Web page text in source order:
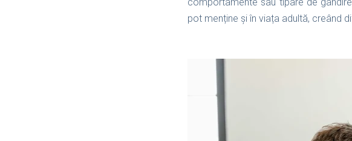
pot menține și în viața adultă, creând